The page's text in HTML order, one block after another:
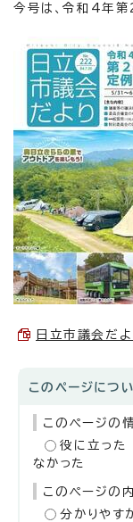
今号は、令和4年第
日立市議会だ
このページにつ
このページの
役に立った
なかった
このページの
分かりやす